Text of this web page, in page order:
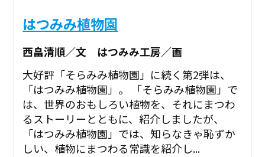
はつみみ植物園
西畠清順／文 はつみみ工房／画
大好評「そらみみ植物園」に続く第2弾は、
「はつみみ植物園」。 「そらみみ植物園」で
は、世界のおもしろい植物を、それにまつわ
るストーリーとともに、紹介しましたが、
「はつみみ植物園」では、知らなきゃ恥ずか
しい、植物にまつわる常識を紹介し...